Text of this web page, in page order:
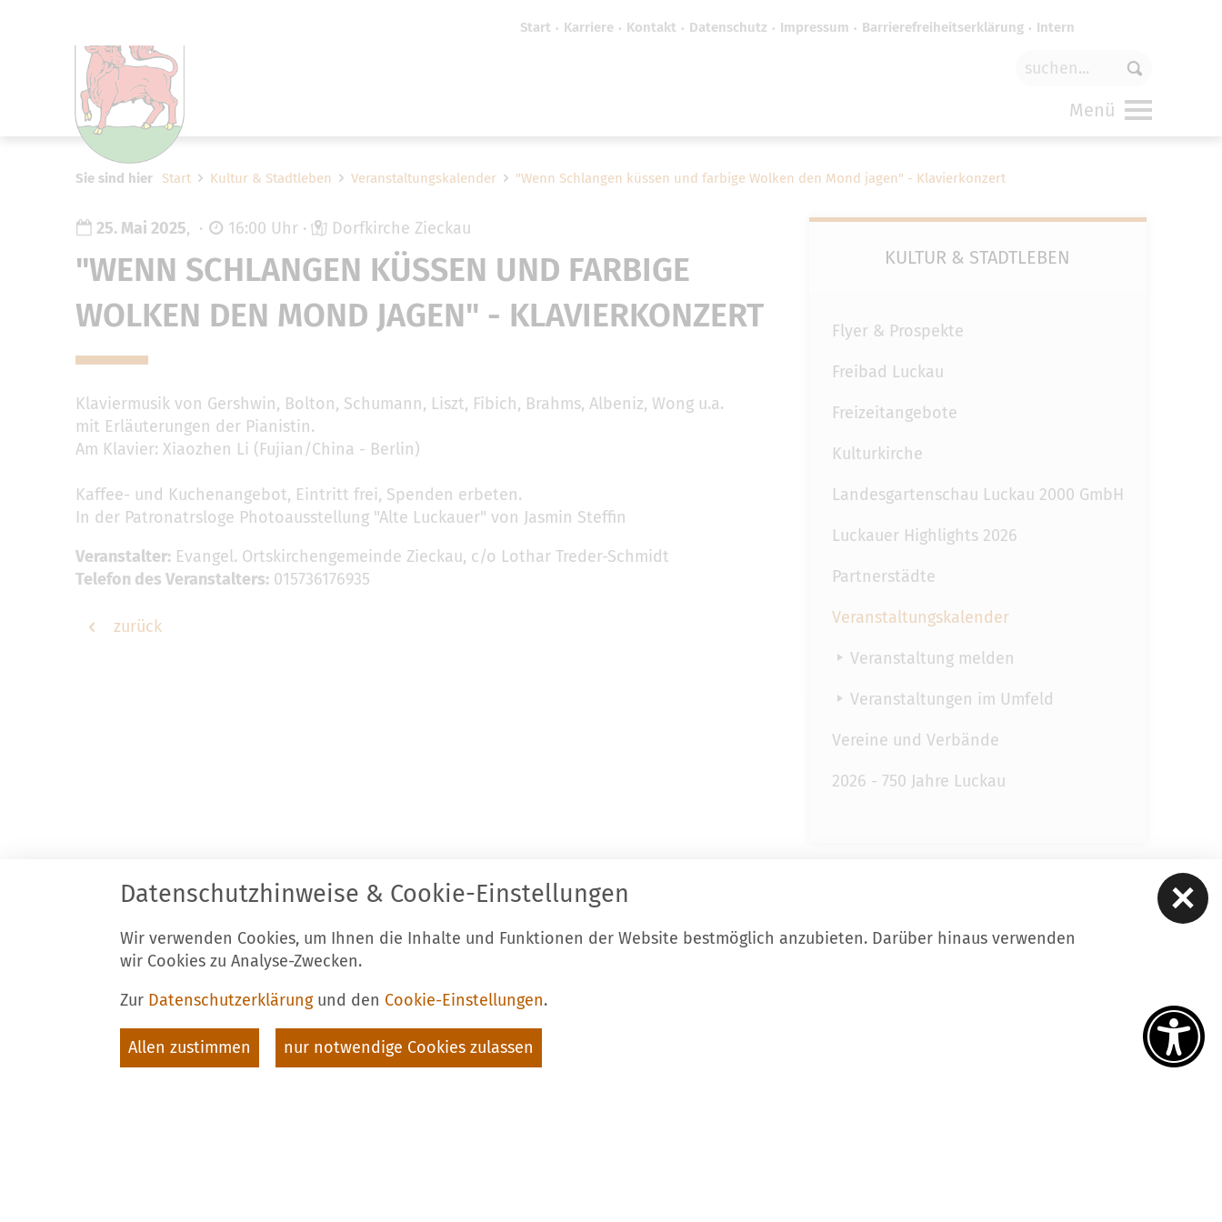
Start Karriere Kontakt Datenschutz Impressum Barrierefreiheitserklärung Intern
Menü
Sie sind hier Start Kultur & Stadtleben Veranstaltungskalender "Wenn Schlangen küssen und farbige Wolken den Mond jagen" - Klavierkonzert
25. Mai 2025, 16:00 Uhr Dorfkirche Zieckau
"WENN SCHLANGEN KÜSSEN UND FARBIGE
WOLKEN DEN MOND JAGEN" - KLAVIERKONZERT
Klaviermusik von Gershwin, Bolton, Schumann, Liszt, Fibich, Brahms, Albeniz, Wong u.a.
mit Erläuterungen der Pianistin.
Am Klavier: Xiaozhen Li (Fujian/China - Berlin)
Kaffee- und Kuchenangebot, Eintritt frei, Spenden erbeten.
In der Patronatrsloge Photoausstellung "Alte Luckauer" von Jasmin Steffin
Veranstalter: Evangel. Ortskirchengemeinde Zieckau, c/o Lothar Treder-Schmidt
Telefon des Veranstalters: 015736176935
zurück
KULTUR & STADTLEBEN
Flyer & Prospekte
Freibad Luckau
Freizeitangebote
Kulturkirche
Landesgartenschau Luckau 2000 GmbH
Luckauer Highlights 2026
Partnerstädte
Veranstaltungskalender
Veranstaltung melden
Veranstaltungen im Umfeld
Vereine und Verbände
2026 - 750 Jahre Luckau
Am Markt 34
15926 Luckau
Tel.: 03544 - 594 0
Barrierefreiheitserklärung
Intern
Datenschutzhinweise & Cookie-Einstellungen
Wir verwenden Cookies, um Ihnen die Inhalte und Funktionen der Website bestmöglich anzubieten. Darüber hinaus verwenden
wir Cookies zu Analyse-Zwecken.
Zur Datenschutzerklärungund den Cookie-Einstellungen.
Allen zustimmen nur notwendige Cookies zulassen
in den